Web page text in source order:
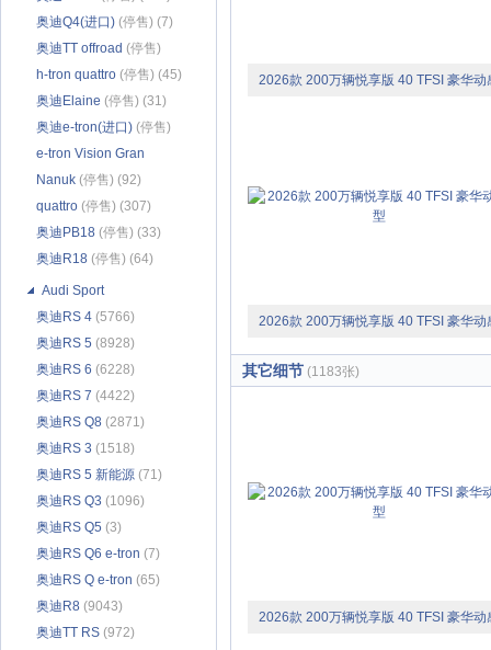
奥迪Q4(进口) (停售) (7)
奥迪TT offroad (停售)
(116)
h-tron quattro (停售) (45)
奥迪Elaine (停售) (31)
奥迪e-tron(进口) (停售)
(4868)
e-tron Vision Gran
Turismo(停售) (13)
Nanuk (停售) (92)
quattro (停售) (307)
奥迪PB18 (停售) (33)
奥迪R18 (停售) (64)
Audi Sport
奥迪RS 4 (5766)
奥迪RS 5 (8928)
奥迪RS 6 (6228)
奥迪RS 7 (4422)
奥迪RS Q8 (2871)
奥迪RS 3 (1518)
奥迪RS 5 新能源 (71)
奥迪RS Q3 (1096)
奥迪RS Q5 (3)
奥迪RS Q6 e-tron (7)
奥迪RS Q e-tron (65)
奥迪R8 (9043)
奥迪TT RS (972)
2026款 200万辆悦享版 40 TFSI 豪华动
2026款 200万辆悦享版 40 TFSI 豪华动
型
其它细节 (1183张)
2026款 200万辆悦享版 40 TFSI 豪华动